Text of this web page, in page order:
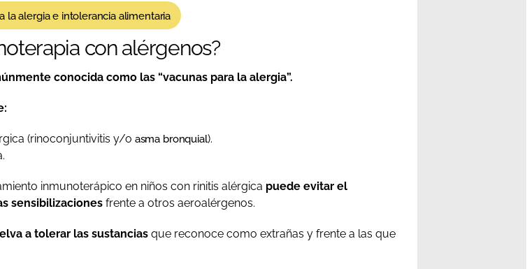
la alergia e intolerancia alimentaria
con alérgenos?
conocida como las “vacunas para la alergia”.
(rinoconjuntivitis y/o asma bronquial).
inmunoterápico en niños con rinitis alérgica puede evitar el
sensibilizacionesfrente a otros aeroalérgenos.
a tolerar las sustanciasque reconoce como extrañas y frente a las que